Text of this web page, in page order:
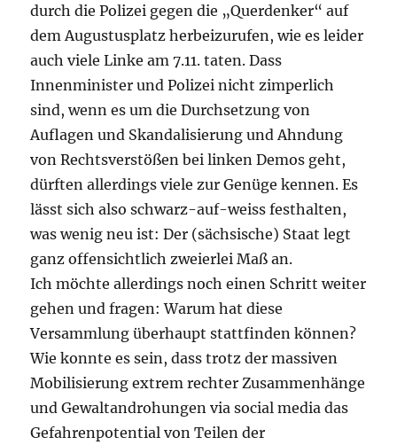
durch die Polizei gegen die „Querdenker“ auf
dem Augustusplatz herbeizurufen, wie es leider
auch viele Linke am 7.11. taten. Dass
Innenminister und Polizei nicht zimperlich
sind, wenn es um die Durchsetzung von
Auflagen und Skandalisierung und Ahndung
von Rechtsverstößen bei linken Demos geht,
dürften allerdings viele zur Genüge kennen. Es
lässt sich also schwarz-auf-weiss festhalten,
was wenig neu ist: Der (sächsische) Staat legt
ganz offensichtlich zweierlei Maß an.
Ich möchte allerdings noch einen Schritt weiter
gehen und fragen: Warum hat diese
Versammlung überhaupt stattfinden können?
Wie konnte es sein, dass trotz der massiven
Mobilisierung extrem rechter Zusammenhänge
und Gewaltandrohungen via social media das
Gefahrenpotential von Teilen der